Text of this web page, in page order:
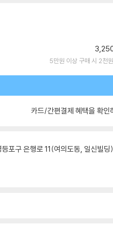
5만원 이상 구매 시 2천
카드/간편결제 혜택을 확인
포구 은행로 11(여의도동, 일신빌딩)